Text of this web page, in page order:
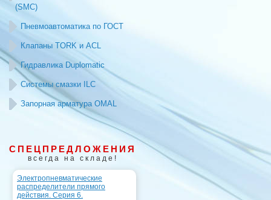
(SMC)
Пневмоавтоматика по ГОСТ
Клапаны TORK и ACL
Гидравлика Duplomatic
Системы смазки ILC
Запорная арматура OMAL
СПЕЦПРЕДЛОЖЕНИЯ
всегда на складе!
Электропневматические
распределители прямого
действия. Серия 6.